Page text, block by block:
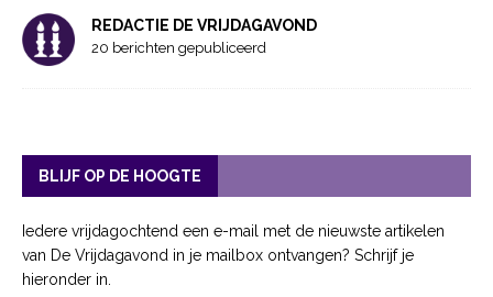
REDACTIE DE VRIJDAGAVOND
20 berichten gepubliceerd
BLIJF OP DE HOOGTE
Iedere vrijdagochtend een e-mail met de nieuwste artikelen
van De Vrijdagavond in je mailbox ontvangen? Schrijf je
hieronder in.